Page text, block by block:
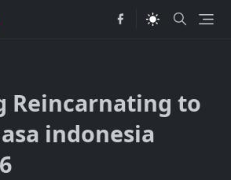
Reincarnating to
indonesia